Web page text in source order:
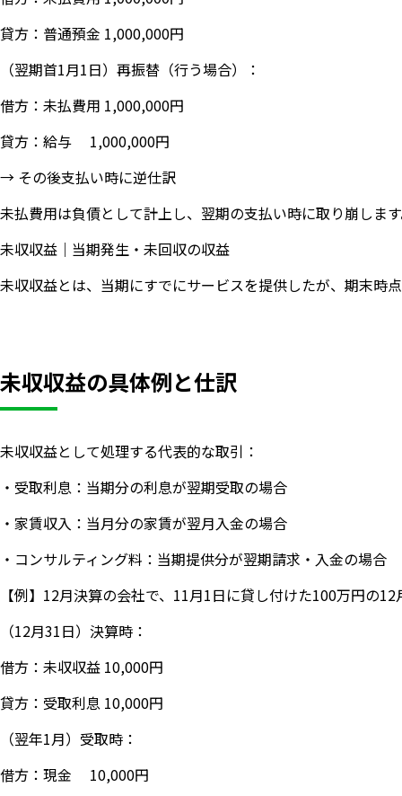
貸方：普通預金 1,000,000円
（翌期首1月1日）再振替（行う場合）：
借方：未払費用 1,000,000円
貸方：給与 1,000,000円
→ その後支払い時に逆仕訳
未払費用は負債として計上し、翌期の支払い時に取り崩しま
未収収益｜当期発生・未回収の収益
未収収益とは、当期にすでにサービスを提供したが、期末時
未収収益の具体例と仕訳
未収収益として処理する代表的な取引：
・受取利息：当期分の利息が翌期受取の場合
・家賃収入：当月分の家賃が翌月入金の場合
・コンサルティング料：当期提供分が翌期請求・入金の場合
【例】12月決算の会社で、11月1日に貸し付けた100万円の
（12月31日）決算時：
借方：未収収益 10,000円
貸方：受取利息 10,000円
（翌年1月）受取時：
借方：現金 10,000円